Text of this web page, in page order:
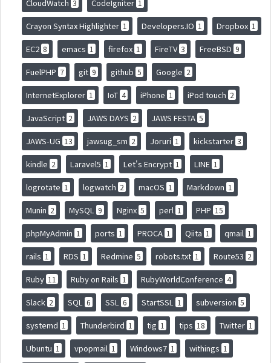
CloudWatch 3 CodeIgniter 1
Crayon Syntax Highlighter 1 Developers.IO 1 Dropbox 1
EC2 8 emacs 1 firefox 1 FireTV 3 FreeBSD 9
FuelPHP 7 git 9 github 5 Google 2
InternetExplorer 1 IoT 4 iPhone 1 iPod touch 2
JavaScript 2 JAWS DAYS 2 JAWS FESTA 5
JAWS-UG 13 jawsug_sm 2 Joruri 1 kickstarter 3
kindle 2 Laravel5 1 Let's Encrypt 1 LINE 1
logrotate 1 logwatch 2 macOS 1 Markdown 1
Munin 2 MySQL 9 Nginx 5 perl 1 PHP 15
phpMyAdmin 1 ports 1 PROCA 1 Qiita 1 qmail 1
rails 1 RDS 1 Redmine 5 robots.txt 1 Route53 2
Ruby 11 Ruby on Rails 1 RubyWorldConference 4
Slack 2 SQL 6 SSL 6 StartSSL 1 subversion 5
systemd 1 Thunderbird 1 tig 1 tips 18 Twitter 1
Ubuntu 1 vpopmail 1 Windows7 1 withings 1